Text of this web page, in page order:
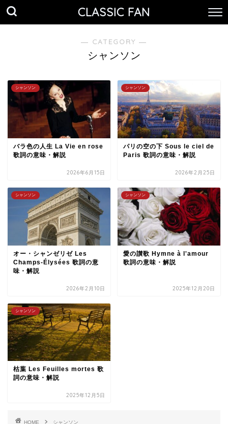
CLASSIC FAN
― CATEGORY ―
シャンソン
シャンソン
バラ色の人生 La Vie en rose
歌詞の意味・解説
2026年6月15日
シャンソン
パリの空の下 Sous le ciel de
Paris 歌詞の意味・解説
2026年2月25日
シャンソン
オー・シャンゼリゼ Les
Champs-Élysées 歌詞の意
味・解説
2026年2月10日
シャンソン
愛の讃歌 Hymne à l'amour
歌詞の意味・解説
2025年12月20日
シャンソン
枯葉 Les Feuilles mortes 歌
詞の意味・解説
2025年12月5日
HOME シャンソン